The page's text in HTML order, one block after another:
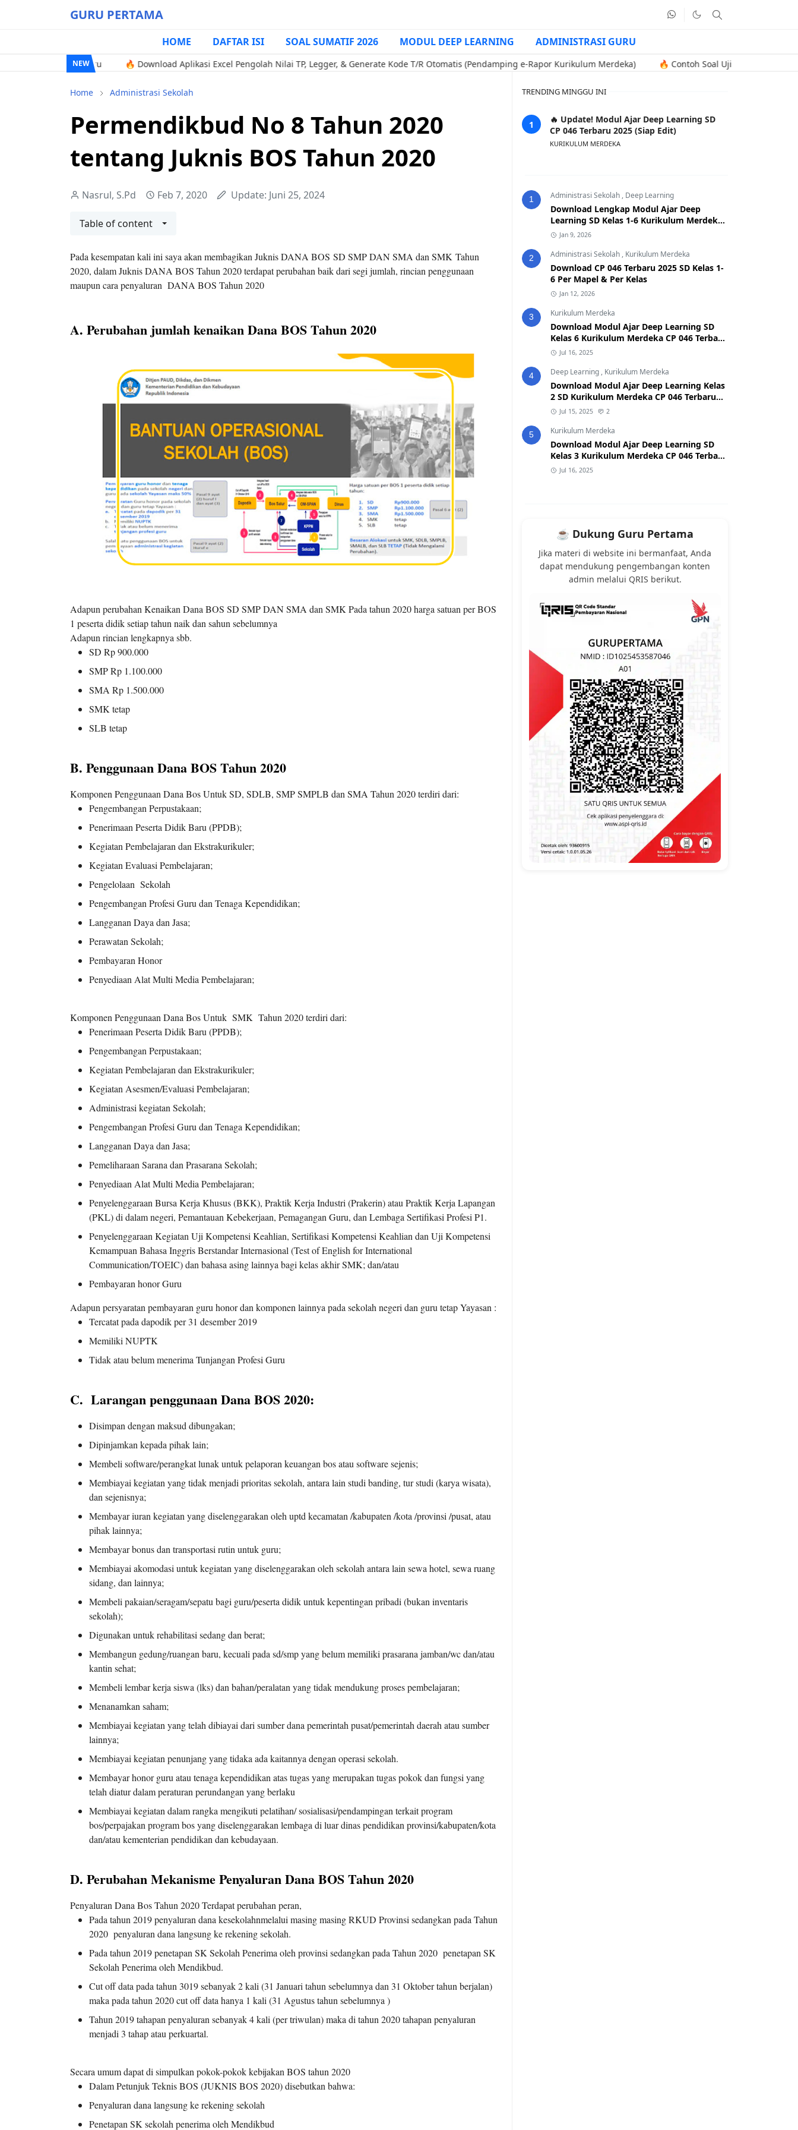
GURU PERTAMA
HOME DAFTAR ISI SOAL SUMATIF 2026 MODUL DEEP LEARNING ADMINISTRASI GURU
NEW
🔥 Download Aplikasi Excel Pengolah Nilai TP, Legger, & Generate Kode T/R Otomatis (Pendamping e-Rapor Kurikulum Merdeka) 🔥 Contoh Soal Uji Kompetensi Kenaikan
Home Administrasi Sekolah
Permendikbud No 8 Tahun 2020
tentang Juknis BOS Tahun 2020
Nasrul, S.Pd Feb 7, 2020 Update: Juni 25, 2024
Table of content
Pada kesempatan kali ini saya akan membagikan Juknis DANA BOS SD SMP DAN SMA dan SMK Tahun
2020, dalam Juknis DANA BOS Tahun 2020 terdapat perubahan baik dari segi jumlah, rincian penggunaan
maupun cara penyaluran DANA BOS Tahun 2020
A. Perubahan jumlah kenaikan Dana BOS Tahun 2020
Adapun perubahan Kenaikan Dana BOS SD SMP DAN SMA dan SMK Pada tahun 2020 harga satuan per BOS
1 peserta didik setiap tahun naik dan sahun sebelumnya
Adapun rincian lengkapnya sbb.
SD Rp 900.000
SMP Rp 1.100.000
SMA Rp 1.500.000
SMK tetap
SLB tetap
B. Penggunaan Dana BOS Tahun 2020
Komponen Penggunaan Dana Bos Untuk SD, SDLB, SMP SMPLB dan SMA Tahun 2020 terdiri dari:
Pengembangan Perpustakaan;
Penerimaan Peserta Didik Baru (PPDB);
Kegiatan Pembelajaran dan Ekstrakurikuler;
Kegiatan Evaluasi Pembelajaran;
Pengelolaan Sekolah
Pengembangan Profesi Guru dan Tenaga Kependidikan;
Langganan Daya dan Jasa;
Perawatan Sekolah;
Pembayaran Honor
Penyediaan Alat Multi Media Pembelajaran;
Komponen Penggunaan Dana Bos Untuk SMK Tahun 2020 terdiri dari:
Penerimaan Peserta Didik Baru (PPDB);
Pengembangan Perpustakaan;
Kegiatan Pembelajaran dan Ekstrakurikuler;
Kegiatan Asesmen/Evaluasi Pembelajaran;
Administrasi kegiatan Sekolah;
Pengembangan Profesi Guru dan Tenaga Kependidikan;
Langganan Daya dan Jasa;
Pemeliharaan Sarana dan Prasarana Sekolah;
Penyediaan Alat Multi Media Pembelajaran;
Penyelenggaraan Bursa Kerja Khusus (BKK), Praktik Kerja Industri (Prakerin) atau Praktik Kerja Lapangan
(PKL) di dalam negeri, Pemantauan Kebekerjaan, Pemagangan Guru, dan Lembaga Sertifikasi Profesi P1.
Penyelenggaraan Kegiatan Uji Kompetensi Keahlian, Sertifikasi Kompetensi Keahlian dan Uji Kompetensi
Kemampuan Bahasa Inggris Berstandar Internasional (Test of English for International
Communication/TOEIC) dan bahasa asing lainnya bagi kelas akhir SMK; dan/atau
Pembayaran honor Guru
Adapun persyaratan pembayaran guru honor dan komponen lainnya pada sekolah negeri dan guru tetap Yayasan :
Tercatat pada dapodik per 31 desember 2019
Memiliki NUPTK
Tidak atau belum menerima Tunjangan Profesi Guru
C. Larangan penggunaan Dana BOS 2020:
Disimpan dengan maksud dibungakan;
Dipinjamkan kepada pihak lain;
Membeli software/perangkat lunak untuk pelaporan keuangan bos atau software sejenis;
Membiayai kegiatan yang tidak menjadi prioritas sekolah, antara lain studi banding, tur studi (karya wisata),
dan sejenisnya;
Membayar iuran kegiatan yang diselenggarakan oleh uptd kecamatan /kabupaten /kota /provinsi /pusat, atau
pihak lainnya;
Membayar bonus dan transportasi rutin untuk guru;
Membiayai akomodasi untuk kegiatan yang diselenggarakan oleh sekolah antara lain sewa hotel, sewa ruang
sidang, dan lainnya;
Membeli pakaian/seragam/sepatu bagi guru/peserta didik untuk kepentingan pribadi (bukan inventaris
sekolah);
Digunakan untuk rehabilitasi sedang dan berat;
Membangun gedung/ruangan baru, kecuali pada sd/smp yang belum memiliki prasarana jamban/wc dan/atau
kantin sehat;
Membeli lembar kerja siswa (lks) dan bahan/peralatan yang tidak mendukung proses pembelajaran;
Menanamkan saham;
Membiayai kegiatan yang telah dibiayai dari sumber dana pemerintah pusat/pemerintah daerah atau sumber
lainnya;
Membiayai kegiatan penunjang yang tidaka ada kaitannya dengan operasi sekolah.
Membayar honor guru atau tenaga kependidikan atas tugas yang merupakan tugas pokok dan fungsi yang
telah diatur dalam peraturan perundangan yang berlaku
Membiayai kegiatan dalam rangka mengikuti pelatihan/ sosialisasi/pendampingan terkait program
bos/perpajakan program bos yang diselenggarakan lembaga di luar dinas pendidikan provinsi/kabupaten/kota
dan/atau kementerian pendidikan dan kebudayaan.
D. Perubahan Mekanisme Penyaluran Dana BOS Tahun 2020
Penyaluran Dana Bos Tahun 2020 Terdapat perubahan peran,
Pada tahun 2019 penyaluran dana kesekolahnmelalui masing masing RKUD Provinsi sedangkan pada Tahun
2020 penyaluran dana langsung ke rekening sekolah.
Pada tahun 2019 penetapan SK Sekolah Penerima oleh provinsi sedangkan pada Tahun 2020 penetapan SK
Sekolah Penerima oleh Mendikbud.
Cut off data pada tahun 3019 sebanyak 2 kali (31 Januari tahun sebelumnya dan 31 Oktober tahun berjalan)
maka pada tahun 2020 cut off data hanya 1 kali (31 Agustus tahun sebelumnya )
Tahun 2019 tahapan penyaluran sebanyak 4 kali (per triwulan) maka di tahun 2020 tahapan penyaluran
menjadi 3 tahap atau perkuartal.
Secara umum dapat di simpulkan pokok-pokok kebijakan BOS tahun 2020
Dalam Petunjuk Teknis BOS (JUKNIS BOS 2020) disebutkan bahwa:
Penyaluran dana langsung ke rekening sekolah
Penetapan SK sekolah penerima oleh Mendikbud
TRENDING MINGGU INI
🔥 Update! Modul Ajar Deep Learning SD
CP 046 Terbaru 2025 (Siap Edit)
KURIKULUM MERDEKA
1 Administrasi Sekolah , Deep Learning
Download Lengkap Modul Ajar Deep
Learning SD Kelas 1-6 Kurikulum Merdeka
CP 046 Terbaru 2025
Jan 9, 2026
2 Administrasi Sekolah , Kurikulum Merdeka
Download CP 046 Terbaru 2025 SD Kelas 1-
6 Per Mapel & Per Kelas
Jan 12, 2026
3 Kurikulum Merdeka
Download Modul Ajar Deep Learning SD
Kelas 6 Kurikulum Merdeka CP 046 Terbaru
2025Jul 16, 2025
4 Deep Learning , Kurikulum Merdeka
Download Modul Ajar Deep Learning Kelas
2 SD Kurikulum Merdeka CP 046 Terbaru
2026/2027 (Format Word & PDF)
Jul 15, 2025 2
5 Kurikulum Merdeka
Download Modul Ajar Deep Learning SD
Kelas 3 Kurikulum Merdeka CP 046 Terbaru
2025Jul 16, 2025
☕ Dukung Guru Pertama
Jika materi di website ini bermanfaat, Anda
dapat mendukung pengembangan konten
admin melalui QRIS berikut.